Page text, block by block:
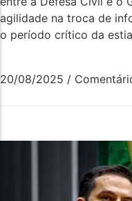
agilidade na troca de
o período crítico da
20/08/2025 /